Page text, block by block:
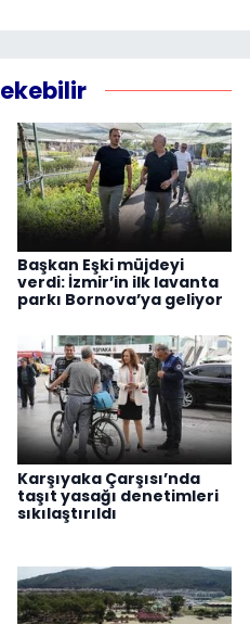
Başkan Eşki müjdeyi
verdi: İzmir’in ilk lavanta
parkı Bornova’ya geliyor
Karşıyaka Çarşısı’nda
taşıt yasağı denetimleri
sıkılaştırıldı